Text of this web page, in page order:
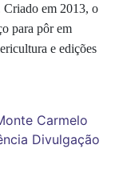
Criado em 2013, o
para pôr em
e edições
Carmelo
Divulgação